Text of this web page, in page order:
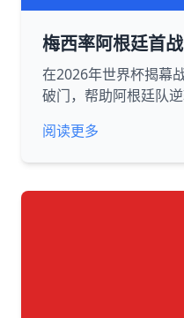
梅西率阿根廷首
在2026年世界杯揭幕
破门，帮助阿根廷队
阅读更多